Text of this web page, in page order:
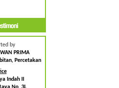
by
PRIMA
Percetakan
Indah II